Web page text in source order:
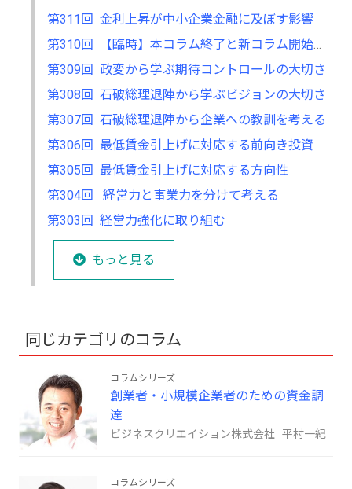
第311回 金利上昇が中小企業金融に及ぼす影響
第309回 政変から学ぶ期待コントロールの大切さ
第308回 石破総理退陣から学ぶビジョンの大切さ
第307回 石破総理退陣から企業への教訓を考える
第306回 最低賃金引上げに対応する前向き投資
第305回 最低賃金引上げに対応する方向性
第304回 経営力と事業力を分けて考える
第303回 経営力強化に取り組む
もっと見る
同じカテゴリのコラム
コラムシリーズ
創業者・小規模企業者のための資金調
達
ビジネスクリエイション株式会社 平村一紀
コラムシリーズ